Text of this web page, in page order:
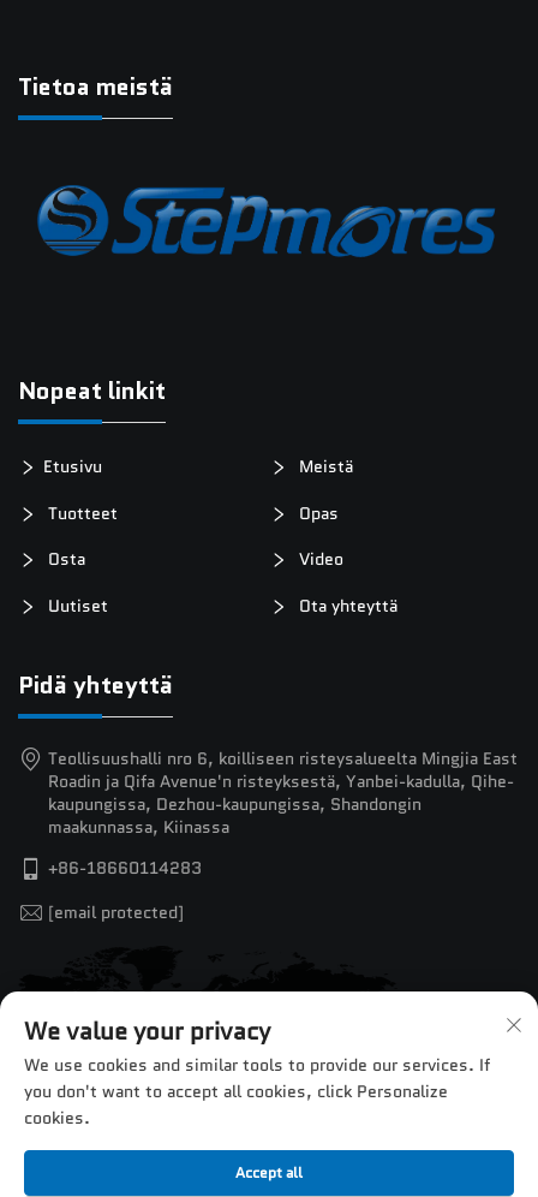
Tietoa meistä
Nopeat linkit
Etusivu
Meistä
Tuotteet
Opas
Osta
Video
Uutiset
Ota yhteyttä
Pidä yhteyttä
Teollisuushalli nro 6, koilliseen risteysalueelta Mingjia East
Roadin ja Qifa Avenue'n risteyksestä, Yanbei-kadulla, Qihe-
kaupungissa, Dezhou-kaupungissa, Shandongin
maakunnassa, Kiinassa
+86-18660114283
[email protected]
We value your privacy
We use cookies and similar tools to provide our services. If
you don't want to accept all cookies, click Personalize
cookies.
Accept all